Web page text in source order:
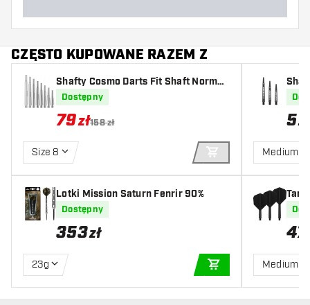
CZĘSTO KUPOWANE RAZEM Z
Shafty Cosmo Darts Fit Shaft Normal
- Super Duralumin - Metal - Locked
Dostępny
79zł158 zł
Size 8
DODAJ DO
Lotki Mission Saturn Fenrir 90%
Dostępny
353zł
23g
DODAJ DO
5zł
Medium
47
Medium